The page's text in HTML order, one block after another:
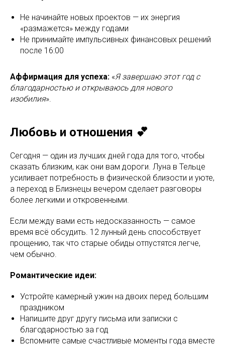
Не начинайте новых проектов — их энергия
«размажется» между годами
Не принимайте импульсивных финансовых решений
после 16:00
Аффирмация для успеха: «Я завершаю этот год с
благодарностью и открываюсь для нового
изобилия».
Любовь и отношения 💕
Сегодня — один из лучших дней года для того, чтобы
сказать близким, как они вам дороги. Луна в Тельце
усиливает потребность в физической близости и уюте,
а переход в Близнецы вечером сделает разговоры
более легкими и откровенными.
Если между вами есть недосказанность — самое
время всё обсудить. 12 лунный день способствует
прощению, так что старые обиды отпустятся легче,
чем обычно.
Романтические идеи:
Устройте камерный ужин на двоих перед большим
праздником
Напишите друг другу письма или записки с
благодарностью за год
Вспомните самые счастливые моменты года вместе